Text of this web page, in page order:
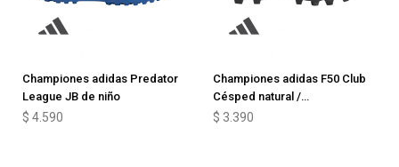
Championes adidas Predator
League JB de niño
$ 4.590
Championes adidas F50 Club
Césped natural /
Multisuperficie
$ 3.390